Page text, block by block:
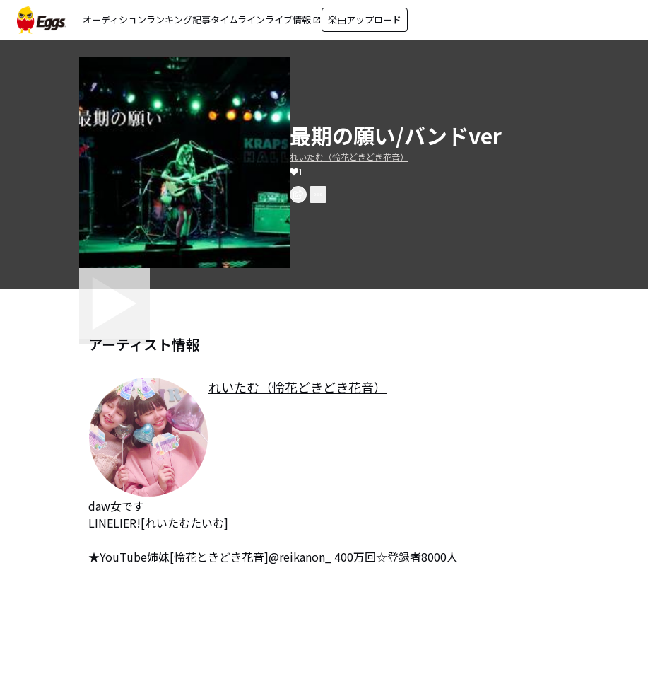
オーディションランキング記事タイムラインライブ情報 open_in_new 楽曲アップロード
最期の願い/バンドver
れいたむ（怜花どきどき花音）
1
アーティスト情報
れいたむ（怜花どきどき花音）
daw女です
LINELIER![れいたむたいむ]
★YouTube姉妹[怜花ときどき花音]@reikanon_ 400万回☆登録者8000人